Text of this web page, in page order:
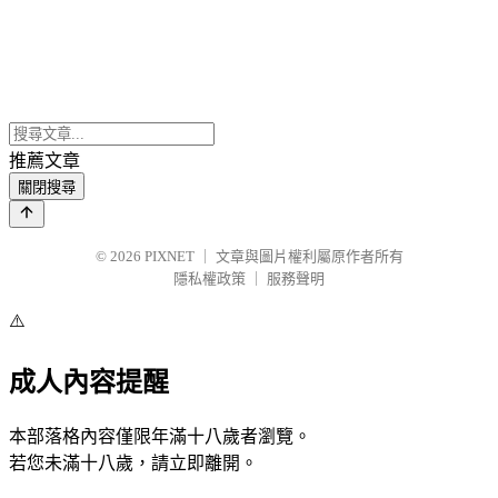
推薦文章
關閉搜尋
© 2026 PIXNET
文章與圖片權利屬原作者所有
隱私權政策
服務聲明
⚠️
成人內容提醒
本部落格內容僅限年滿十八歲者瀏覽。
若您未滿十八歲，請立即離開。